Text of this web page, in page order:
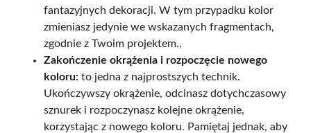
fantazyjnych dekoracji. W tym przypadku kolor
zmieniasz jedynie we wskazanych fragmentach,
zgodnie z Twoim projektem.,
Zakończenie okrążenia i rozpoczęcie nowego
koloru: to jedna z najprostszych technik.
Ukończywszy okrążenie, odcinasz dotychczasowy
sznurek i rozpoczynasz kolejne okrążenie,
korzystając z nowego koloru. Pamiętaj jednak, aby